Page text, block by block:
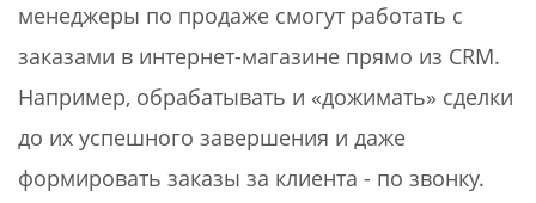
менеджеры по продаже смогут работать с
заказами в интернет-магазине прямо из CRM.
Например, обрабатывать и «дожимать» сделки
до их успешного завершения и даже
формировать заказы за клиента - по звонку.